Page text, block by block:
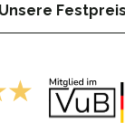
Unsere